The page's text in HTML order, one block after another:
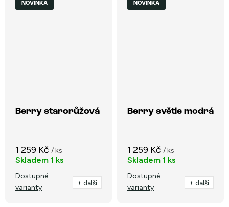
NOVINKA
Berry starorůžová
1 259 Kč / ks
Skladem 1 ks
Dostupné
varianty
+ další
NOVINKA
Berry světle modrá
1 259 Kč / ks
Skladem 1 ks
Dostupné
varianty
+ další